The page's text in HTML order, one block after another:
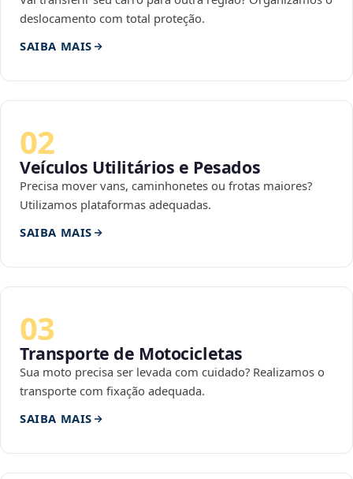
deslocamento com total proteção.
SAIBA MAIS
02
Veículos Utilitários e Pesados
Precisa mover vans, caminhonetes ou frotas maiores?
Utilizamos plataformas adequadas.
SAIBA MAIS
03
Transporte de Motocicletas
Sua moto precisa ser levada com cuidado? Realizamos o
transporte com fixação adequada.
SAIBA MAIS